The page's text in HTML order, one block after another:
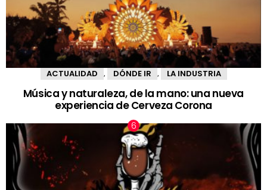
ACTUALIDAD , DÓNDE IR , LA INDUSTRIA
Música y naturaleza, de la mano: una nueva
experiencia de Cerveza Corona